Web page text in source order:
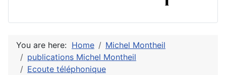
You are here: Home
Michel Montheil
publications Michel Montheil
Ecoute téléphonique